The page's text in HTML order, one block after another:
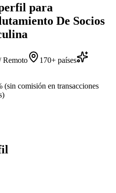
para
De Socios
Remoto
170+ países
comisión en transacciones